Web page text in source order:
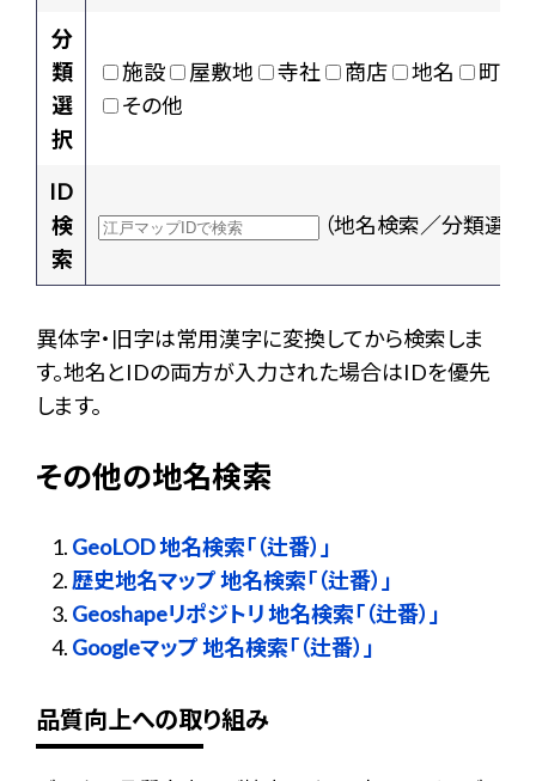
分
類
選
択
施設 屋敷地 寺社 商店 地名
町村
その他
ID
検
索
（地名検索／分類選択
異体字・旧字は常用漢字に変換してから検索しま
す。地名とIDの両方が入力された場合はIDを優先
します。
その他の地名検索
GeoLOD 地名検索「（辻番）」
歴史地名マップ 地名検索「（辻番）」
Geoshapeリポジトリ 地名検索「（辻番）」
Googleマップ 地名検索「（辻番）」
品質向上への取り組み